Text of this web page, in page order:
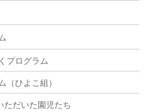
プログラム
（ひよこ組）
ただいた園児たち